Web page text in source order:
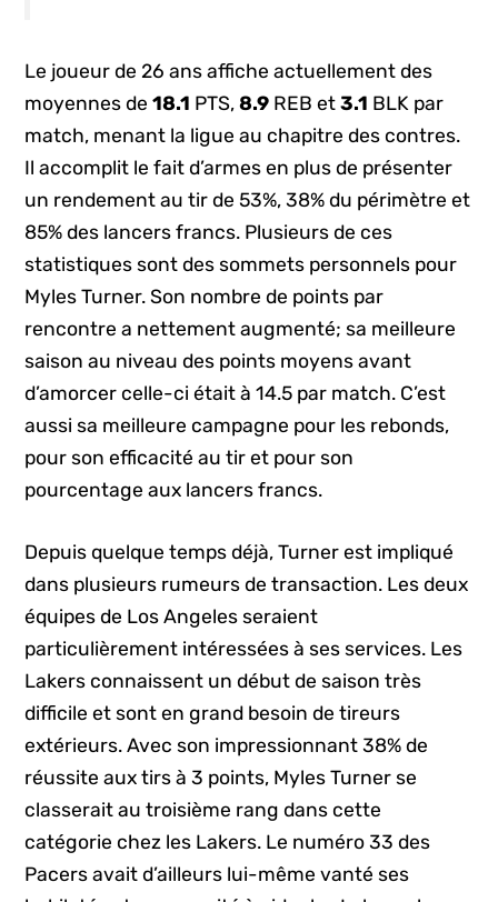
Le joueur de 26 ans affiche actuellement des
moyennes de18.1 PTS,8.9 REB et3.1 BLK par
match, menant la ligue au chapitre des contres.
Il accomplit le fait d’armes en plus de présenter
un rendement au tir de 53%, 38% du périmètre et
85% des lancers francs. Plusieurs de ces
statistiques sont des sommets personnels pour
Myles Turner. Son nombre de points par
rencontre a nettement augmenté; sa meilleure
saison au niveau des points moyens avant
d’amorcer celle-ci était à 14.5 par match. C’est
aussi sa meilleure campagne pour les rebonds,
pour son efficacité au tir et pour son
pourcentage aux lancers francs.
Depuis quelque temps déjà, Turner est impliqué
dans plusieurs rumeurs de transaction. Les deux
équipes de Los Angeles seraient
particulièrement intéressées à ses services. Les
Lakers connaissent un début de saison très
difficile et sont en grand besoin de tireurs
extérieurs. Avec son impressionnant 38% de
réussite aux tirs à 3 points, Myles Turner se
classerait au troisième rang dans cette
catégorie chez les Lakers. Le numéro 33 des
Pacers avait d’ailleurs lui-même vanté ses